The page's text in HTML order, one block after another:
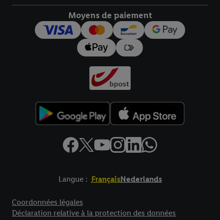
Moyens de paiement
Langue : FrançaisNederlands
Coordonnées légales
Déclaration relative à la protection des données
pour l’avenir dans notredéclaration relative à la protection des
données.Vous trouverez les impressions ici.